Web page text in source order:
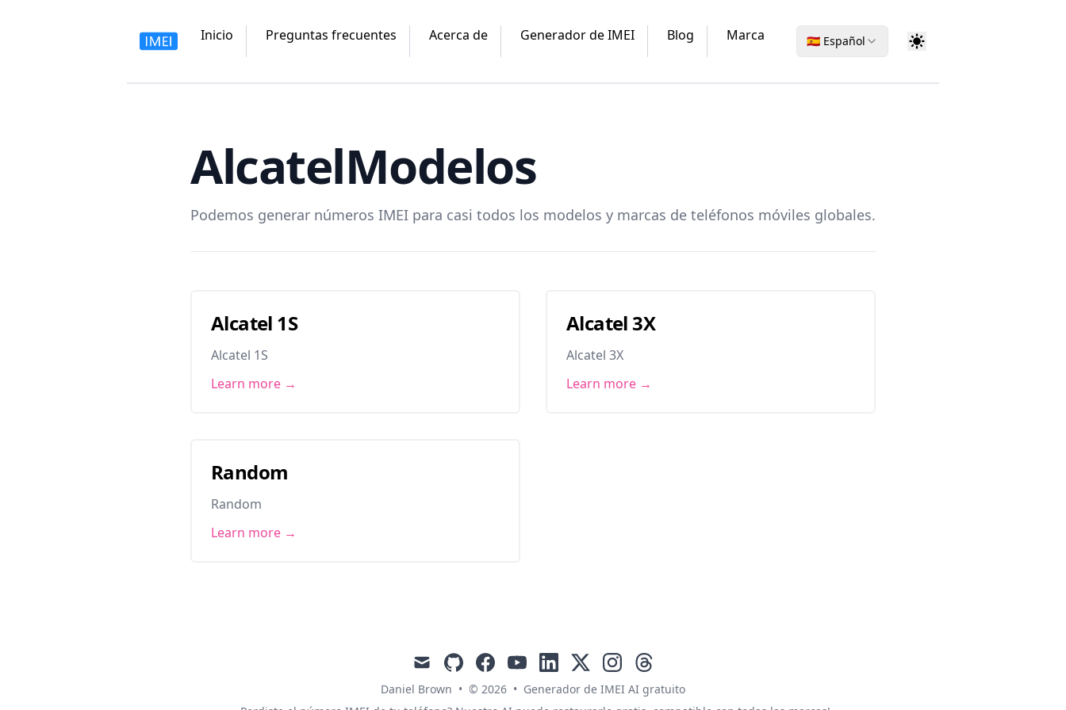
Inicio Preguntas frecuentes Acerca de Generador de IMEI Blog Marca 🇪🇸 Español
AlcatelModelos
Podemos generar números IMEI para casi todos los modelos y marcas de teléfonos móviles globales.
Alcatel 1S
Alcatel 1S
Learn more →
Alcatel 3X
Alcatel 3X
Learn more →
Random
Random
Learn more →
mail githubfacebookyoutubelinkedin
x instagramthreads
Daniel Brown • © 2026 • Generador de IMEI AI gratuito